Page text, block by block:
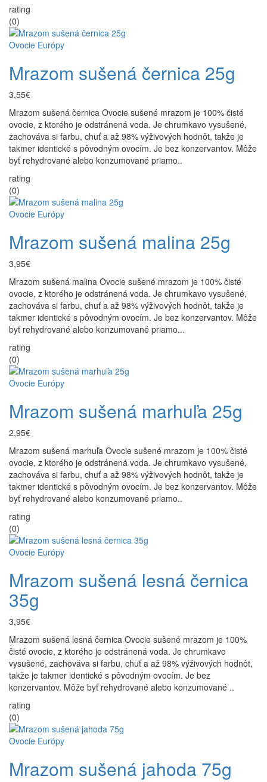
rating
(0)
Ovocie Európy
Mrazom sušená černica 25g
3,55€
Mrazom sušená černica Ovocie sušené mrazom je 100% čisté
ovocie, z ktorého je odstránená voda. Je chrumkavo vysušené,
zachováva si farbu, chuť a až 98% výživových hodnôt, takže je
takmer identické s pôvodným ovocím. Je bez konzervantov. Môže
byť rehydrované alebo konzumované priamo..
rating
(0)
Ovocie Európy
Mrazom sušená malina 25g
3,95€
Mrazom sušená malina Ovocie sušené mrazom je 100% čisté
ovocie, z ktorého je odstránená voda. Je chrumkavo vysušené,
zachováva si farbu, chuť a až 98% výživových hodnôt, takže je
takmer identické s pôvodným ovocím. Je bez konzervantov. Môže
byť rehydrované alebo konzumované priamo...
rating
(0)
Ovocie Európy
Mrazom sušená marhuľa 25g
2,95€
Mrazom sušená marhuľa Ovocie sušené mrazom je 100% čisté
ovocie, z ktorého je odstránená voda. Je chrumkavo vysušené,
zachováva si farbu, chuť a až 98% výživových hodnôt, takže je
takmer identické s pôvodným ovocím. Je bez konzervantov. Môže
byť rehydrované alebo konzumované priamo..
rating
(0)
Ovocie Európy
Mrazom sušená lesná černica
35g
3,95€
Mrazom sušená lesná černica Ovocie sušené mrazom je 100%
čisté ovocie, z ktorého je odstránená voda. Je chrumkavo
vysušené, zachováva si farbu, chuť a až 98% výživových hodnôt,
takže je takmer identické s pôvodným ovocím. Je bez
konzervantov. Môže byť rehydrované alebo konzumované ..
rating
(0)
Ovocie Európy
Mrazom sušená jahoda 75g